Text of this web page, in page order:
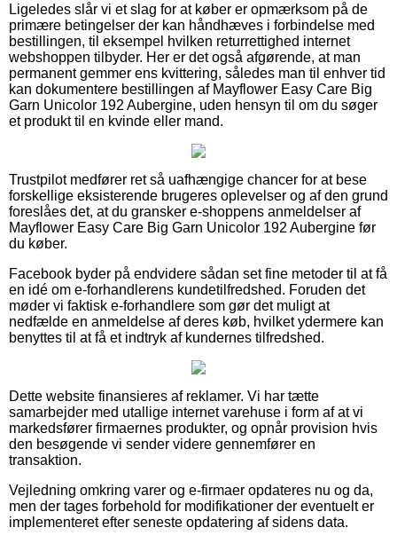
Ligeledes slår vi et slag for at køber er opmærksom på de
primære betingelser der kan håndhæves i forbindelse med
bestillingen, til eksempel hvilken returrettighed internet
webshoppen tilbyder. Her er det også afgørende, at man
permanent gemmer ens kvittering, således man til enhver tid
kan dokumentere bestillingen af Mayflower Easy Care Big
Garn Unicolor 192 Aubergine, uden hensyn til om du søger
et produkt til en kvinde eller mand.
Trustpilot medfører ret så uafhængige chancer for at bese
forskellige eksisterende brugeres oplevelser og af den grund
foreslåes det, at du gransker e-shoppens anmeldelser af
Mayflower Easy Care Big Garn Unicolor 192 Aubergine før
du køber.
Facebook byder på endvidere sådan set fine metoder til at få
en idé om e-forhandlerens kundetilfredshed. Foruden det
møder vi faktisk e-forhandlere som gør det muligt at
nedfælde en anmeldelse af deres køb, hvilket ydermere kan
benyttes til at få et indtryk af kundernes tilfredshed.
Dette website finansieres af reklamer. Vi har tætte
samarbejder med utallige internet varehuse i form af at vi
markedsfører firmaernes produkter, og opnår provision hvis
den besøgende vi sender videre gennemfører en
transaktion.
Vejledning omkring varer og e-firmaer opdateres nu og da,
men der tages forbehold for modifikationer der eventuelt er
implementeret efter seneste opdatering af sidens data.